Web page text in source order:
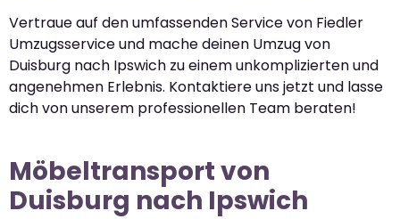
Vertraue auf den umfassenden Service von Fiedler
Umzugsservice und mache deinen Umzug von
Duisburg nach Ipswich zu einem unkomplizierten und
angenehmen Erlebnis. Kontaktiere uns jetzt und lasse
dich von unserem professionellen Team beraten!
Möbeltransport von
Duisburg nach Ipswich